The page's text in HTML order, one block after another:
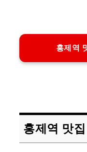
홍제역
홍제역 맛